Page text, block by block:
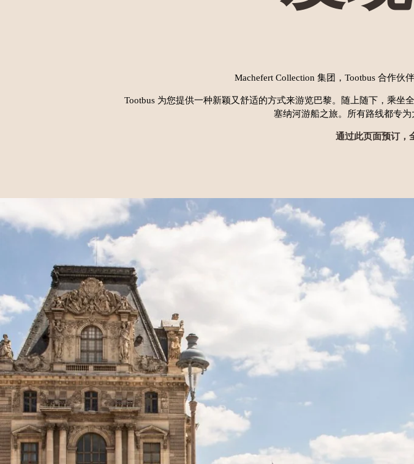
Machefert Collection 集团，Tootbus 合作伙
Tootbus 为您提供一种新颖又舒适的方式来游览巴黎。随上随下，乘
塞纳河游船之旅。所有路线都专为
通过此页面预订，